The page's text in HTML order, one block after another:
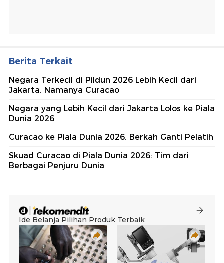
Berita Terkait
Negara Terkecil di Pildun 2026 Lebih Kecil dari
Jakarta, Namanya Curacao
Negara yang Lebih Kecil dari Jakarta Lolos ke Piala
Dunia 2026
Curacao ke Piala Dunia 2026, Berkah Ganti Pelatih
Skuad Curacao di Piala Dunia 2026: Tim dari
Berbagai Penjuru Dunia